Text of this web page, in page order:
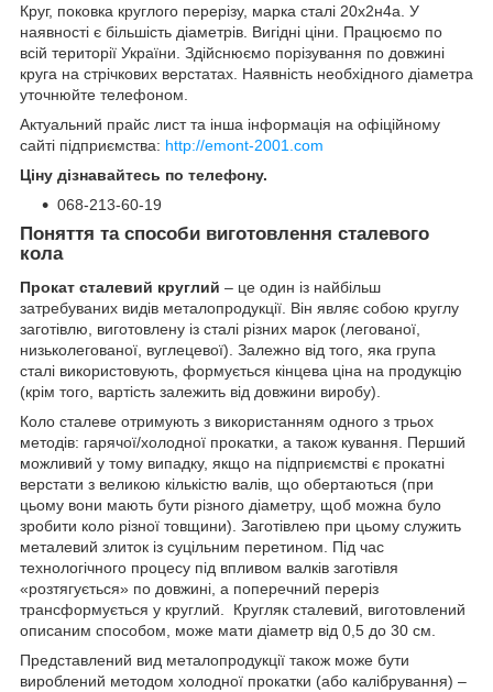
Круг, поковка круглого перерізу, марка сталі 20х2н4а. У
наявності є більшість діаметрів. Вигідні ціни. Працюємо по
всій території України. Здійснюємо порізування по довжині
круга на стрічкових верстатах. Наявність необхідного діаметра
уточнюйте телефоном.
Актуальний прайс лист та інша інформація на офіційному
сайті підприємства: http://emont-2001.com
Ціну дізнавайтесь по телефону.
068-213-60-19
Поняття та способи виготовлення сталевого
кола
Прокат сталевий круглий – це один із найбільш
затребуваних видів металопродукції. Він являє собою круглу
заготівлю, виготовлену із сталі різних марок (легованої,
низьколегованої, вуглецевої). Залежно від того, яка група
сталі використовують, формується кінцева ціна на продукцію
(крім того, вартість залежить від довжини виробу).
Коло сталеве отримують з використанням одного з трьох
методів: гарячої/холодної прокатки, а також кування. Перший
можливий у тому випадку, якщо на підприємстві є прокатні
верстати з великою кількістю валів, що обертаються (при
цьому вони мають бути різного діаметру, щоб можна було
зробити коло різної товщини). Заготівлею при цьому служить
металевий злиток із суцільним перетином. Під час
технологічного процесу під впливом валків заготівля
«розтягується» по довжині, а поперечний переріз
трансформується у круглий. Кругляк сталевий, виготовлений
описаним способом, може мати діаметр від 0,5 до 30 см.
Представлений вид металопродукції також може бути
вироблений методом холодної прокатки (або калібрування) –